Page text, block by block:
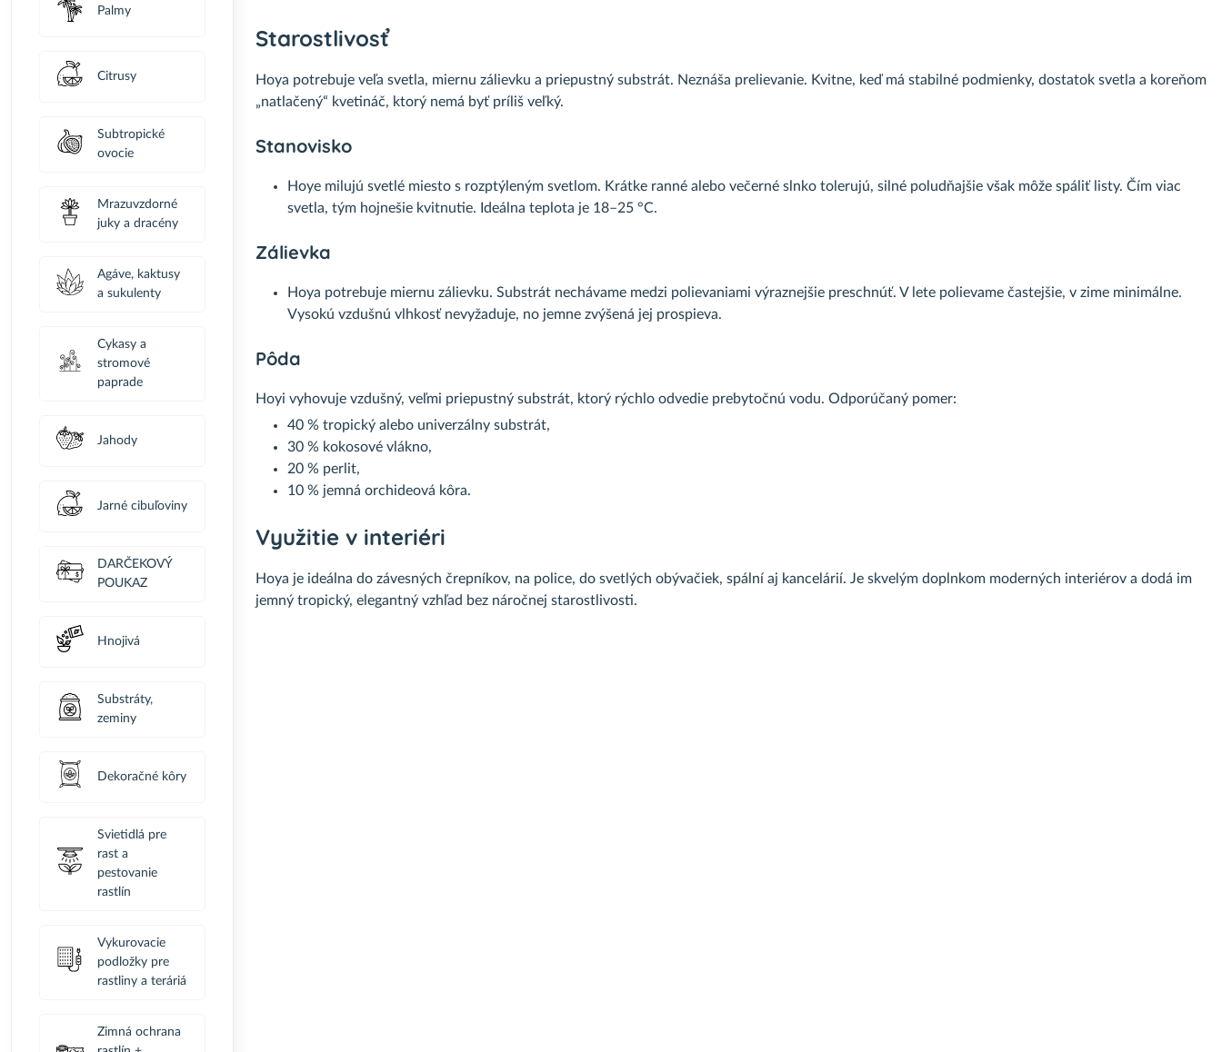
Palmy
Citrusy
Subtropické
ovocie
Mrazuvzdorné
juky a dracény
Agáve, kaktusy
a sukulenty
Cykasy a
stromové
paprade
Jahody
Jarné cibuľoviny
DARČEKOVÝ
POUKAZ
Hnojivá
Substráty,
zeminy
Dekoračné kôry
Svietidlá pre
rast a
pestovanie
rastlín
Vykurovacie
podložky pre
rastliny a teráriá
Zimná ochrana
Starostlivosť
Hoya potrebuje veľa svetla, miernu zálievku a priepustný substrát. Neznáša prelievanie. Kvitne, keď má stabilné podmienky, dostatok svetla a koreňom
„natlačený“ kvetináč, ktorý nemá byť príliš veľký.
Stanovisko
Hoye milujú svetlé miesto s rozptýleným svetlom. Krátke ranné alebo večerné slnko tolerujú, silné poludňajšie však môže spáliť listy. Čím viac
svetla, tým hojnešie kvitnutie. Ideálna teplota je 18–25 °C.
Zálievka
Hoya potrebuje miernu zálievku. Substrát nechávame medzi polievaniami výraznejšie preschnúť. V lete polievame častejšie, v zime minimálne.
Vysokú vzdušnú vlhkosť nevyžaduje, no jemne zvýšená jej prospieva.
Pôda
Hoyi vyhovuje vzdušný, veľmi priepustný substrát, ktorý rýchlo odvedie prebytočnú vodu. Odporúčaný pomer:
40 % tropický alebo univerzálny substrát,
30 % kokosové vlákno,
20 % perlit,
10 % jemná orchideová kôra.
Využitie v interiéri
Hoya je ideálna do závesných črepníkov, na police, do svetlých obývačiek, spální aj kancelárií. Je skvelým doplnkom moderných interiérov a dodá im
jemný tropický, elegantný vzhľad bez náročnej starostlivosti.